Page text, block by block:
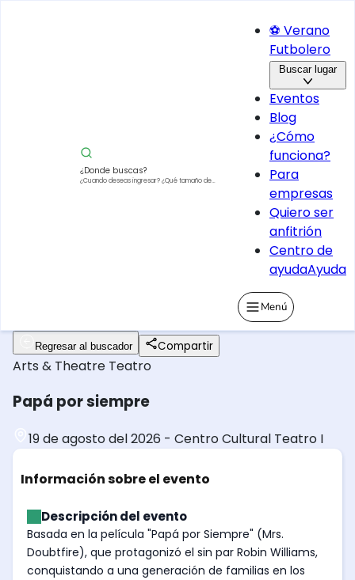
¿Donde buscas?
¿Cuando deseas ingresar?¿Qué tamaño de
⚽ Verano
Futbolero
Buscar lugar
Eventos
Blog
¿Cómo
funciona?
Para
empresas
Quiero ser
anfitrión
Centro de
ayudaAyuda
Menú
Regresar al buscador Compartir
Arts & Theatre Teatro
Papá por siempre
19 de agosto del 2026 - Centro Cultural Teatro I
Información sobre el evento
Descripción del evento
Basada en la película "Papá por Siempre" (Mrs.
Doubtfire), que protagonizó el sin par Robin Williams,
conquistando a una generación de familias en los